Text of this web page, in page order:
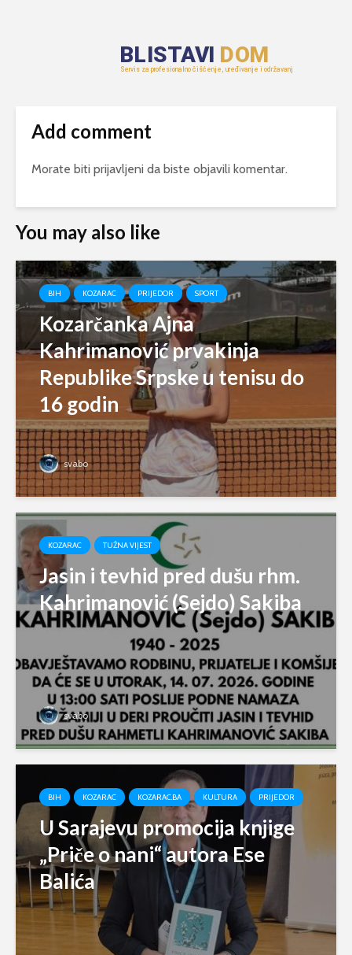
Add comment
Morate biti prijavljeni da biste objavili komentar.
You may also like
BIH KOZARAC PRIJEDOR SPORT
Kozarčanka Ajna
Kahrimanović prvakinja
Republike Srpske u tenisu do
16 godin
svabo
KOZARAC TUŽNA VIJEST
Jasin i tevhid pred dušu rhm.
Kahrimanović (Sejdo) Sakiba
svabo
BIH KOZARAC KOZARAC.BA KULTURA PRIJEDOR
U Sarajevu promocija knjige
„Priče o nani“ autora Ese
Balića